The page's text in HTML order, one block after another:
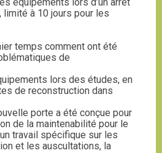
équipements lors d’un arrêt
limité à 10 jours pour les
temps comment ont été
de
lors des études, en
de reconstruction dans
porte a été conçue pour
de la maintenabilité pour le
travail spécifique sur les
et les auscultations, la